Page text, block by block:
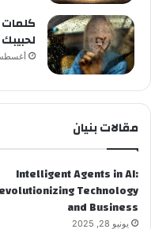
لحبيبك
أغسطس 2,
مقالات بنيان
Intelligent Agents in AI:
Technology
and Business
يونيو 28, 2025